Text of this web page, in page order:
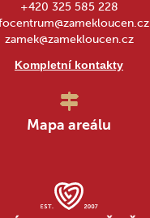
+420 325 585 228
zamek@zamekloucen.cz
Kompletní kontakty
Mapa areálu